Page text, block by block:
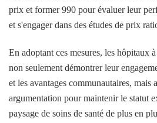
prix et former 990 pour évaluer leur
et s'engager dans des études de prix
En adoptant ces mesures, les hôpitaux
non seulement démontrer leur
et les avantages communautaires, mais
argumentation pour maintenir le statut
paysage de soins de santé de plus en